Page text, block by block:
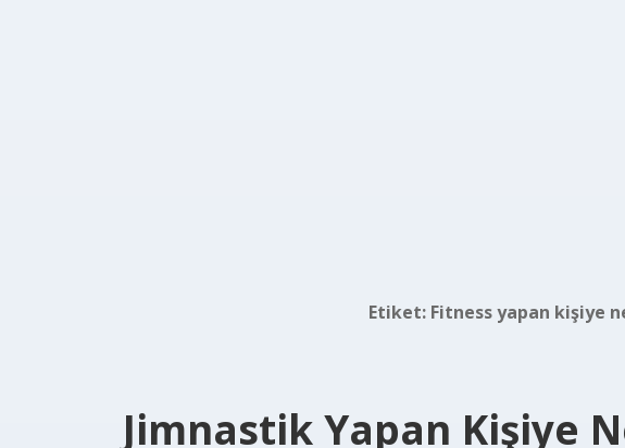
Etiket: Fitness yapan kişiye
Jimnastik Yapan Kişiye